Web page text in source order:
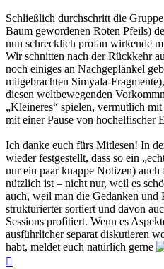
Schließlich durchschritt die
Baum gewordenen Roten Pfeils)
nun schrecklich profan wirkende
Wir schnitten nach der Rückkehr
noch einiges an Nachgeplänkel
mitgebrachten Simyala-
diesen weltbewegenden
„Kleineres“ spielen, vermutlich
mit einer Pause von hochelfischer
Ich danke euch fürs Mitlesen! In
wieder festgestellt, dass so ein
nur ein paar knappe Notizen)
nützlich ist – nicht nur, weil es
auch, weil man die Gedanken und
strukturierter sortiert und davon
Sessions profitiert. Wenn es
ausführlicher separat diskutieren
habt, meldet euch natürlich gerne